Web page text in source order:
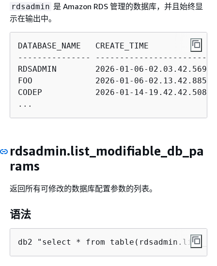
rdsadmin 是 Amazon RDS 管理的数据库，并且始终显
示在输出中。
DATABASE_NAME   CREATE_TIME
---------------
RDSADMIN        2026-01-06-
FOO             2026-01-06-
CODEP           2026-01-14-
...
rdsadmin.list_modifiable_db_pa
rams
返回所有可修改的数据库配置参数的列表。
语法
db2 "select * from